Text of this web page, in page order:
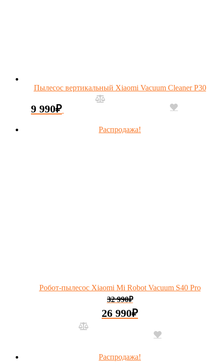
Пылесос вертикальный Xiaomi Vacuum Cleaner P30
9 990₽
Распродажа!
Робот-пылесос Xiaomi Mi Robot Vacuum S40 Pro
32 990₽
26 990₽
Распродажа!